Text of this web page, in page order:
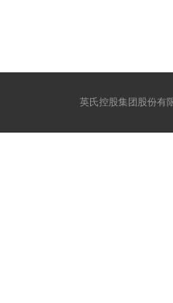
英氏控股集团股份有